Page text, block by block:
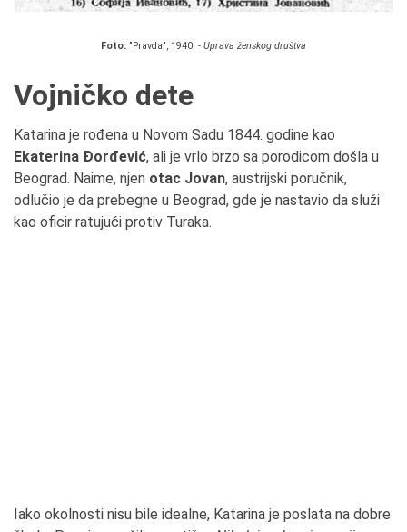
Foto: "Pravda", 1940. - Uprava ženskog društva
Vojničko dete
Katarina je rođena u Novom Sadu 1844. godine kao
Ekaterina Đorđević, ali je vrlo brzo sa porodicom došla u
Beograd. Naime, njen otac Jovan, austrijski poručnik,
odlučio je da prebegne u Beograd, gde je nastavio da služi
kao oficir ratujući protiv Turaka.
Iako okolnosti nisu bile idealne, Katarina je poslata na dobre